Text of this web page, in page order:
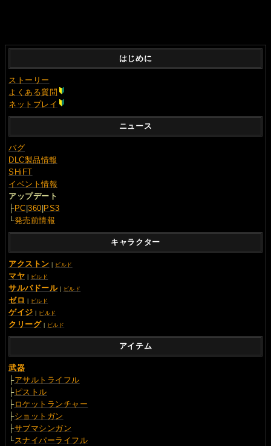
はじめに
ストーリー
よくある質問
ネットプレイ
ニュース
バグ
DLC製品情報
SHiFT
イベント情報
アップデート
├PC |360 PS3
└発売前情報
キャラクター
アクストン ビルド
マヤ ビルド
サルバドール| ビルド
ゼロ ビルド
ゲイジ ビルド
クリーグ ビルド
アイテム
武器
├アサルトライフル
├ピストル
├ロケットランチャー
├ショットガン
├サブマシンガン
└スナイパーライフル